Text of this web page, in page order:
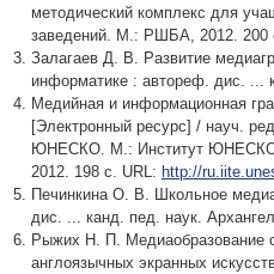
методический комплекс для
заведений. М.: РШБА, 2012. 200
Залагаев Д. В. Развитие
информатике : автореф. дис. ...
Медийная и информационная
[Электронный ресурс] / науч.
ЮНЕСКО. М.: Институт ЮНЕСКО
2012. 198 с. URL: http://
Печинкина О. В. Школьное
дис. ... канд. пед. наук.
Рыжих Н. П. Медиаобразование
англоязычных экранных